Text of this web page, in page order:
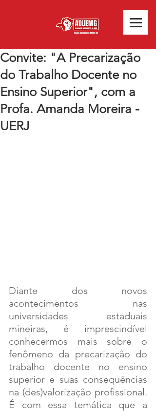
Convite: "A Precarização
do Trabalho Docente no
Ensino Superior", com a
Profa. Amanda Moreira -
UERJ
Diante dos novos
acontecimentos nas
universidades estaduais
mineiras, é imprescindível
conhecermos mais sobre o
fenômeno da precarização do
trabalho docente no ensino
superior e suas consequências
na (des)valorização profissional.
É com essa temática que a